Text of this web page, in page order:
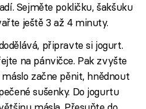
Sejměte pokličku, šakšuku
ještě 3 až 4 minuty.
připravte si jogurt.
na pánvičce. Pak zvyšte
začne pěnit, hnědnout
sušenky. Do jogurtu